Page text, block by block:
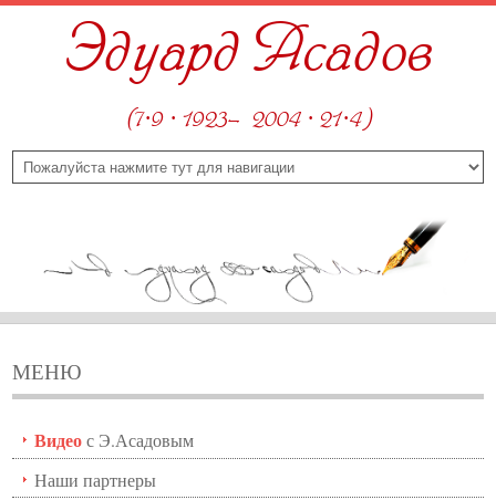
Эдуард Асадов
(7·9 · 1923—2004 · 21·4)
МЕНЮ
Видеос Э.Асадовым
Наши партнеры